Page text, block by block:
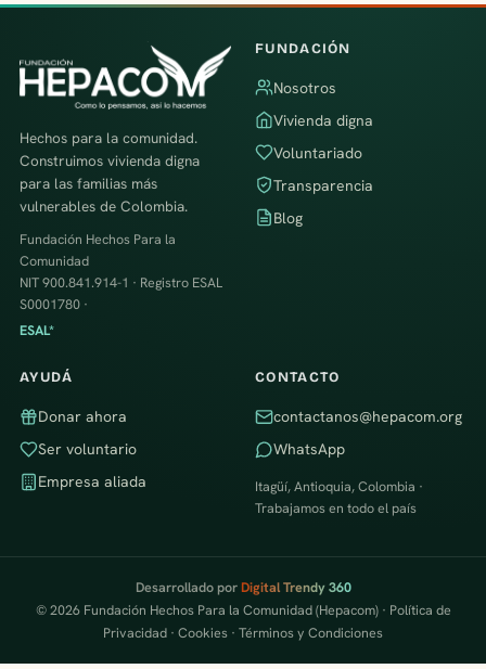
Hechos para la comunidad.
Construimos vivienda digna
para las familias más
vulnerables de Colombia.
Fundación Hechos Para la
Comunidad
NIT 900.841.914-1 · Registro ESAL
S0001780 ·
ESAL*
FUNDACIÓN
Nosotros
Vivienda digna
Voluntariado
Transparencia
Blog
AYUDÁ
Donar ahora
Ser voluntario
Empresa aliada
CONTACTO
contactanos@hepacom.org
WhatsApp
Itagüí, Antioquia, Colombia ·
Trabajamos en todo el país
© 2026 Fundación Hechos Para la Comunidad (Hepacom) · Política de
Privacidad · Cookies · Términos y Condiciones
Desarrollado porDigital Trendy 360